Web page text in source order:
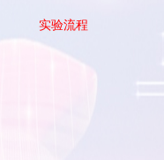
实验流程